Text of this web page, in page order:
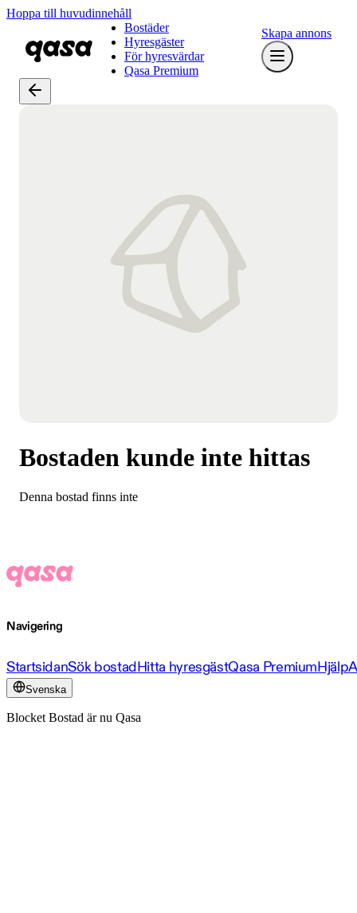
Hoppa till huvudinnehåll
Bostäder
Hyresgäster
För hyresvärdar
Qasa Premium
Skapa annons
Bostaden kunde inte hittas
Denna bostad finns inte
Navigering
StartsidanSök bostadHitta hyresgästQasa PremiumHjälp
Svenska
Blocket Bostad är nu Qasa